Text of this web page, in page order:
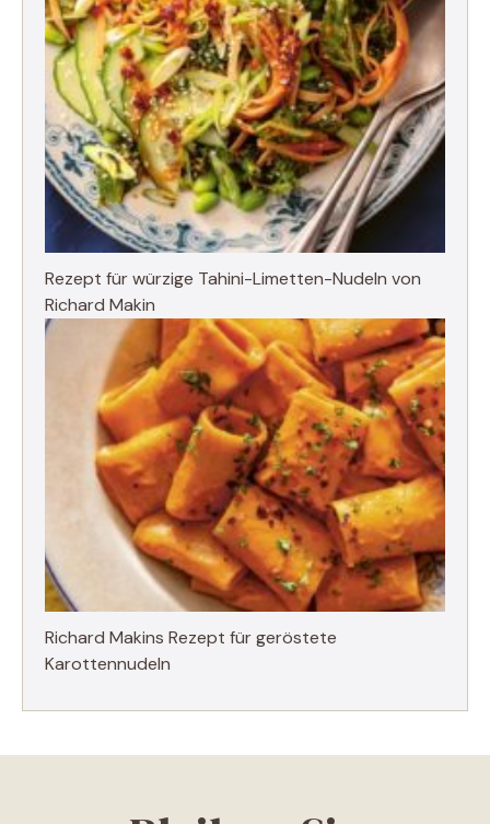
Rezept für würzige Tahini-Limetten-Nudeln von
Richard Makin
Richard Makins Rezept für geröstete
Karottennudeln